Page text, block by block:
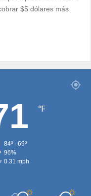
$5 dólares más
℉
84º - 69º
96%
0.31 mph